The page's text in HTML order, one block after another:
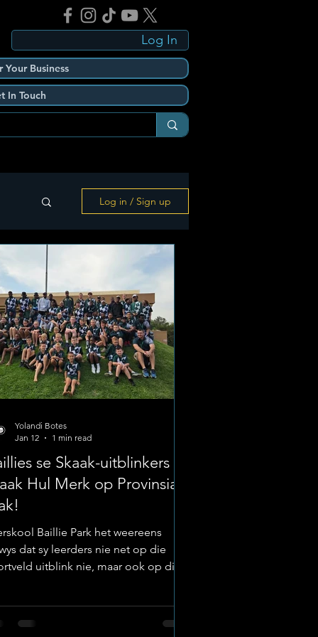
Log In
Your Business
In Touch
Log in / Sign up
se Skaak-uitblinkers
Hul Merk op Provinsiale
Baillie Park het weereens
dat sy leerders nie net op die
uitblink nie, maar ook op die
die eer gehad om hul distrik op
Yolandi Botes
Jan 12
1 min read